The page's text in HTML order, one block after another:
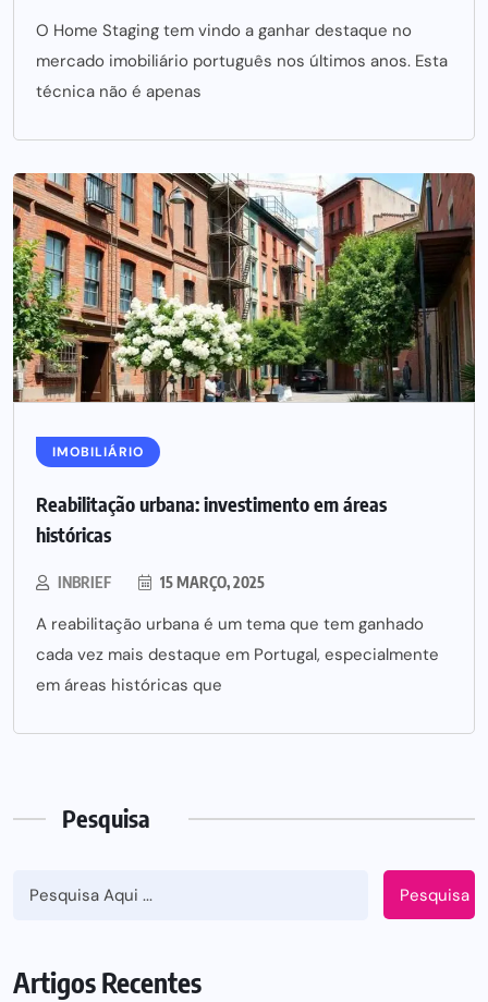
O Home Staging tem vindo a ganhar destaque no
mercado imobiliário português nos últimos anos. Esta
técnica não é apenas
IMOBILIÁRIO
Reabilitação urbana: investimento em áreas
históricas
INBRIEF 15 MARÇO, 2025
A reabilitação urbana é um tema que tem ganhado
cada vez mais destaque em Portugal, especialmente
em áreas históricas que
Pesquisa
Pesquisa
Artigos Recentes